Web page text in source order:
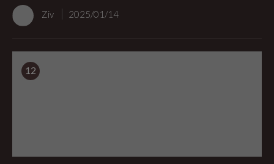
Ziv 2025/01/14
12